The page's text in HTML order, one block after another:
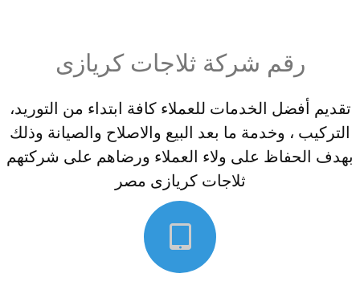
رقم شركة ثلاجات كريازى
تقديم أفضل الخدمات للعملاء كافة ابتداء من التوريد،
التركيب ، وخدمة ما بعد البيع والاصلاح والصيانة وذلك
بهدف الحفاظ على ولاء العملاء ورضاهم على شركتهم
ثلاجات كريازى مصر